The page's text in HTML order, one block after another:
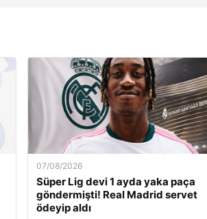
07/08/2026
Süper Lig devi 1 ayda yaka paça
göndermişti! Real Madrid servet
ödeyip aldı